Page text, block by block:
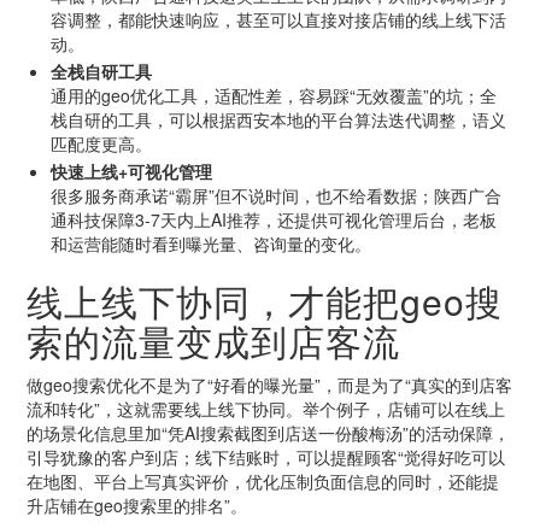
容调整，都能快速响应，甚至可以直接对接店铺的线上线下活
动。
全栈自研工具
通用的geo优化工具，适配性差，容易踩“无效覆盖”的坑；全
栈自研的工具，可以根据西安本地的平台算法迭代调整，语义
匹配度更高。
快速上线+可视化管理
很多服务商承诺“霸屏”但不说时间，也不给看数据；陕西广合
通科技保障3-7天内上AI推荐，还提供可视化管理后台，老板
和运营能随时看到曝光量、咨询量的变化。
线上线下协同，才能把geo搜
索的流量变成到店客流
做geo搜索优化不是为了“好看的曝光量”，而是为了“真实的到店客
流和转化”，这就需要线上线下协同。举个例子，店铺可以在线上
的场景化信息里加“凭AI搜索截图到店送一份酸梅汤”的活动保障，
引导犹豫的客户到店；线下结账时，可以提醒顾客“觉得好吃可以
在地图、平台上写真实评价，优化压制负面信息的同时，还能提
升店铺在geo搜索里的排名”。